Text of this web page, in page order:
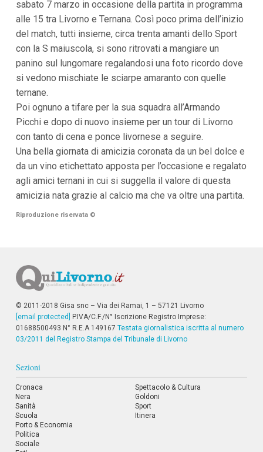
i
l
M
e
ù
P
i
n
i
p
l
e
a
i
n
sabato 7 marzo in occasione della partita in programma
alle 15 tra Livorno e Ternana. Così poco prima dell’inizio
del match, tutti insieme, circa trenta amanti dello Sport
con la S maiuscola, si sono ritrovati a mangiare un
panino sul lungomare regalandosi una foto ricordo dove
si vedono mischiate le sciarpe amaranto con quelle
ternane.
Poi ognuno a tifare per la sua squadra all’Armando
Picchi e dopo di nuovo insieme per un tour di Livorno
con tanto di cena e ponce livornese a seguire.
Una bella giornata di amicizia coronata da un bel dolce e
da un vino etichettato apposta per l’occasione e regalato
agli amici ternani in cui si suggella il valore di questa
amicizia nata grazie al calcio ma che va oltre una partita.
Riproduzione riservata ©
© 2011-2018 Gisa snc – Via dei Ramai, 1 – 57121 Livorno
[email protected]
P.IVA/C.F./N° Iscrizione Registro Imprese:
01688500493 N° R.E.A 149167 Testata giornalistica iscritta al numero
03/2011 del Registro Stampa del Tribunale di Livorno
Sezioni
Cronaca
Nera
Sanità
Scuola
Porto & Economia
Politica
Sociale
Spettacolo & Cultura
Goldoni
Sport
Itinera